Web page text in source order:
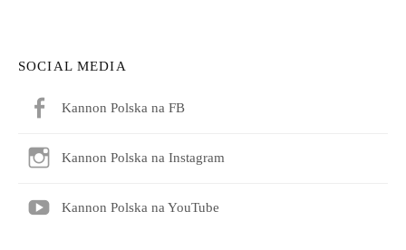
SOCIAL MEDIA
Kannon Polska na FB
Kannon Polska na Instagram
Kannon Polska na YouTube